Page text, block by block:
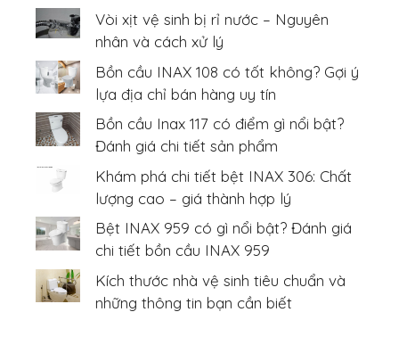
Vòi xịt vệ sinh bị rỉ nước – Nguyên
nhân và cách xử lý
Bồn cầu INAX 108 có tốt không? Gợi ý
lựa địa chỉ bán hàng uy tín
Bồn cầu Inax 117 có điểm gì nổi bật?
Đánh giá chi tiết sản phẩm
Khám phá chi tiết bệt INAX 306: Chất
lượng cao – giá thành hợp lý
Bệt INAX 959 có gì nổi bật? Đánh giá
chi tiết bồn cầu INAX 959
Kích thước nhà vệ sinh tiêu chuẩn và
những thông tin bạn cần biết